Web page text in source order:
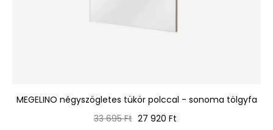
MEGELINO négyszögletes tükör polccal - sonoma tölgyfa
Normál
33 695 Ft Ár
27 920 Ft